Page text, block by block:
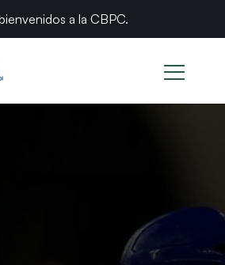
a la CBPC.